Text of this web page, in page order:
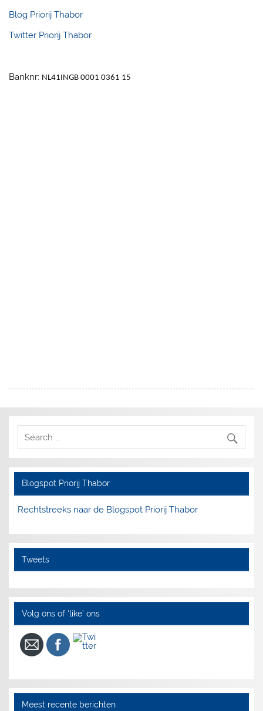
Blog Priorij Thabor
Twitter Priorij Thabor
Banknr: NL41INGB 0001 0361 15
Blogspot Priorij Thabor
Rechtstreeks naar de Blogspot Priorij Thabor
Tweets
Volg ons of ‘like’ ons
Meest recente berichten